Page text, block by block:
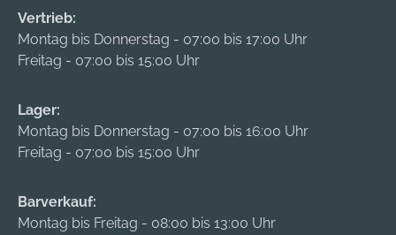
Vertrieb:
Montag bis Donnerstag - 07:00 bis 17:00 Uhr
Freitag - 07:00 bis 15:00 Uhr
Lager:
Montag bis Donnerstag - 07:00 bis 16:00 Uhr
Freitag - 07:00 bis 15:00 Uhr
Barverkauf:
Montag bis Freitag - 08:00 bis 13:00 Uhr